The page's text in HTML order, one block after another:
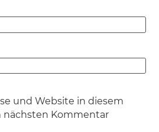
und Website in diesem
nächsten Kommentar